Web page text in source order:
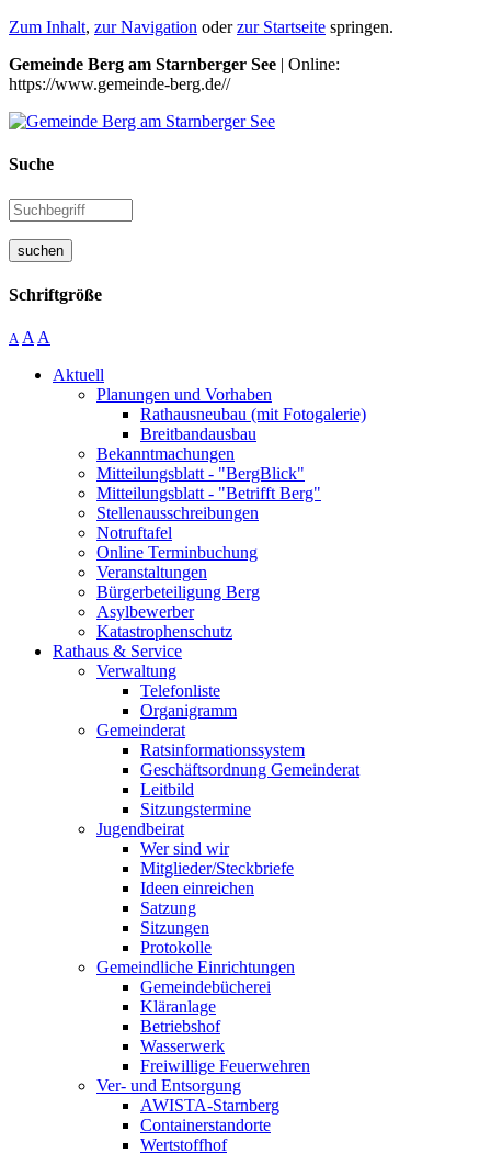
Zum Inhalt, zur Navigation oderzur Startseite springen.
Gemeinde Berg am Starnberger See | Online:
https://www.gemeinde-berg.de//
Suche
suchen
Schriftgröße
A A A
Aktuell
Planungen und Vorhaben
Rathausneubau (mit Fotogalerie)
Breitbandausbau
Bekanntmachungen
Mitteilungsblatt - "BergBlick"
Mitteilungsblatt - "Betrifft Berg"
Stellenausschreibungen
Notruftafel
Online Terminbuchung
Veranstaltungen
Bürgerbeteiligung Berg
Asylbewerber
Katastrophenschutz
Rathaus & Service
Verwaltung
Telefonliste
Organigramm
Gemeinderat
Ratsinformationssystem
Geschäftsordnung Gemeinderat
Leitbild
Sitzungstermine
Jugendbeirat
Wer sind wir
Mitglieder/Steckbriefe
Ideen einreichen
Satzung
Sitzungen
Protokolle
Gemeindliche Einrichtungen
Gemeindebücherei
Kläranlage
Betriebshof
Wasserwerk
Freiwillige Feuerwehren
Ver- und Entsorgung
AWISTA-Starnberg
Containerstandorte
Wertstoffhof